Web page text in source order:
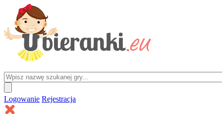
Logowanie Rejestracja